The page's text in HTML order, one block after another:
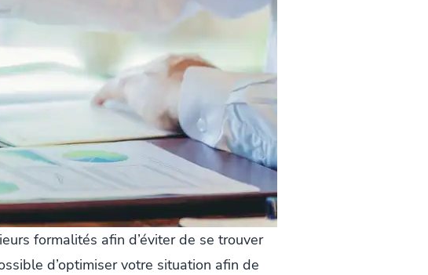
formalités afin d’éviter de se trouver
d’optimiser votre situation afin de